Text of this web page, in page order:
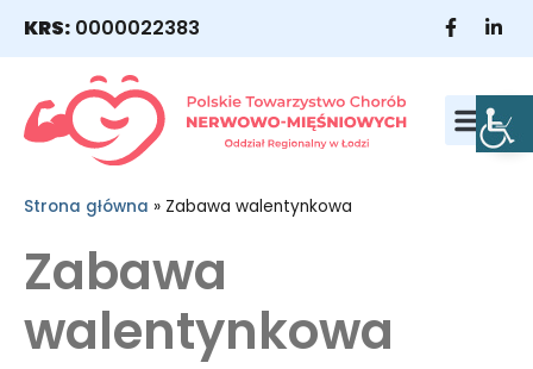
KRS: 0000022383
Strona główna » Zabawa walentynkowa
Zabawa
walentynkowa